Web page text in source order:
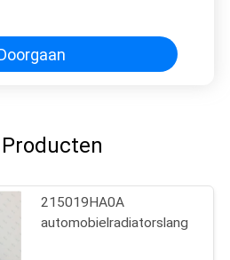
FE 3ZZ FE TOPRAN
215019HA0A
automobielradiatorslang